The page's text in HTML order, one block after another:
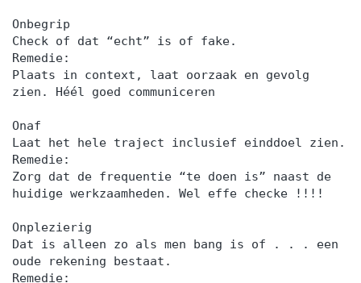
Onbegrip
Check of dat “echt” is of fake.
Remedie:
Plaats in context, laat oorzaak en gevolg
zien. Héél goed communiceren
Onaf
Laat het hele traject inclusief einddoel zien.
Remedie:
Zorg dat de frequentie “te doen is” naast de
huidige werkzaamheden. Wel effe checke !!!!
Onplezierig
Dat is alleen zo als men bang is of . . . een
oude rekening bestaat.
Remedie: